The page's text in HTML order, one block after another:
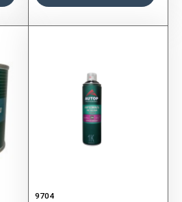
9704